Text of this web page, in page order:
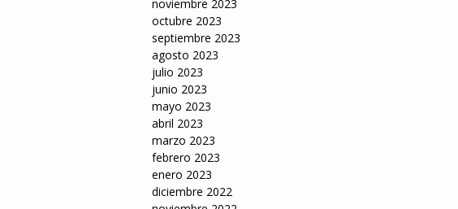
noviembre 2023
octubre 2023
septiembre 2023
agosto 2023
julio 2023
junio 2023
mayo 2023
abril 2023
marzo 2023
febrero 2023
enero 2023
diciembre 2022